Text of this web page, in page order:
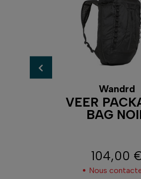
Wandrd
VEER
BAG
Prix
104,00
Nous